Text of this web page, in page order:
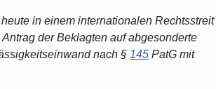
in einem internationalen Rechtsstreit
der Beklagten auf abgesonderte
nach § 145 PatG mit